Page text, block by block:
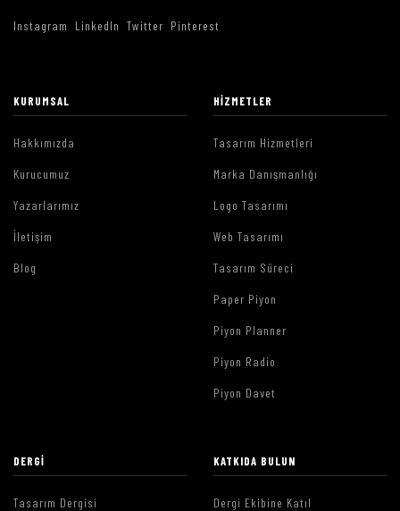
Instagram LinkedIn Twitter Pinterest
KURUMSAL
Hakkımızda
Kurucumuz
Yazarlarımız
İletişim
Blog
HIZMETLER
Tasarım Hizmetleri
Marka Danışmanlığı
Logo Tasarımı
Web Tasarımı
Tasarım Süreci
Paper Piyon
Piyon Planner
Piyon Radio
Piyon Davet
DERGI
Tasarım Dergisi
KATKIDA BULUN
Dergi Ekibine Katıl